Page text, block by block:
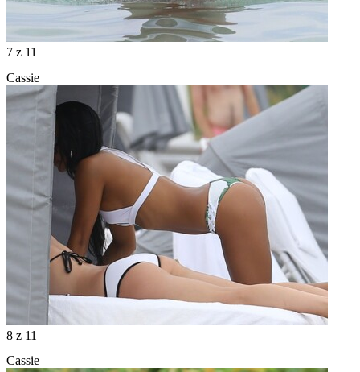
7 z 11
Cassie
8 z 11
Cassie